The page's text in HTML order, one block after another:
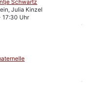
Schwartz
Julia Kinzel
17:30 Uhr